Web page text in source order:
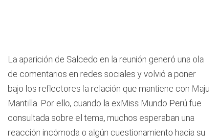
La aparición de Salcedo en la reunión generó una ola
de comentarios en redes sociales y volvió a poner
bajo los reflectores la relación que mantiene con Maju
Mantilla. Por ello, cuando la exMiss Mundo Perú fue
consultada sobre el tema, muchos esperaban una
reacción incómoda o algún cuestionamiento hacia su